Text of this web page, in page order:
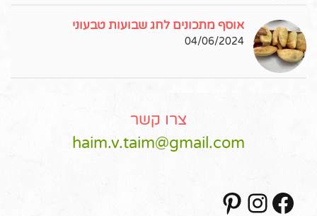
אוסף מתכונים לחג שבועות טבעוני
04/06/2024
צרו קשר
haim.v.taim@gmail.com
Facebook
Instagram